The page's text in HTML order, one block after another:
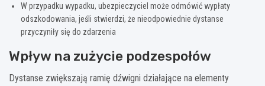
W przypadku wypadku, ubezpieczyciel może odmówić wypłaty
odszkodowania, jeśli stwierdzi, że nieodpowiednie dystanse
przyczyniły się do zdarzenia
Wpływ na zużycie podzespołów
Dystanse zwiększają ramię dźwigni działające na elementy